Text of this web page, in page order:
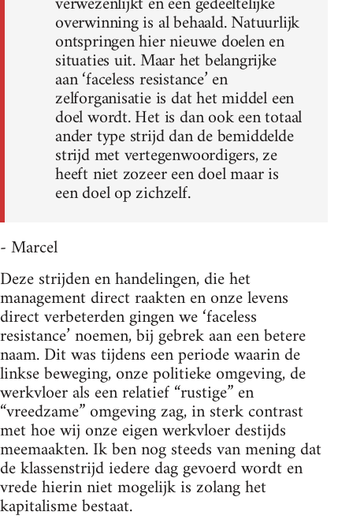
overwinning is al behaald. Natuurlijk
ontspringen hier nieuwe doelen en
situaties uit. Maar het belangrijke
aan ‘faceless resistance’ en
zelforganisatie is dat het middel een
doel wordt. Het is dan ook een totaal
ander type strijd dan de bemiddelde
strijd met vertegenwoordigers, ze
heeft niet zozeer een doel maar is
een doel op zichzelf.
- Marcel
Deze strijden en handelingen, die het
management direct raakten en onze levens
direct verbeterden gingen we ‘faceless
resistance’ noemen, bij gebrek aan een betere
naam. Dit was tijdens een periode waarin de
linkse beweging, onze politieke omgeving, de
werkvloer als een relatief “rustige” en
“vreedzame” omgeving zag, in sterk contrast
met hoe wij onze eigen werkvloer destijds
meemaakten. Ik ben nog steeds van mening dat
de klassenstrijd iedere dag gevoerd wordt en
vrede hierin niet mogelijk is zolang het
kapitalisme bestaat.